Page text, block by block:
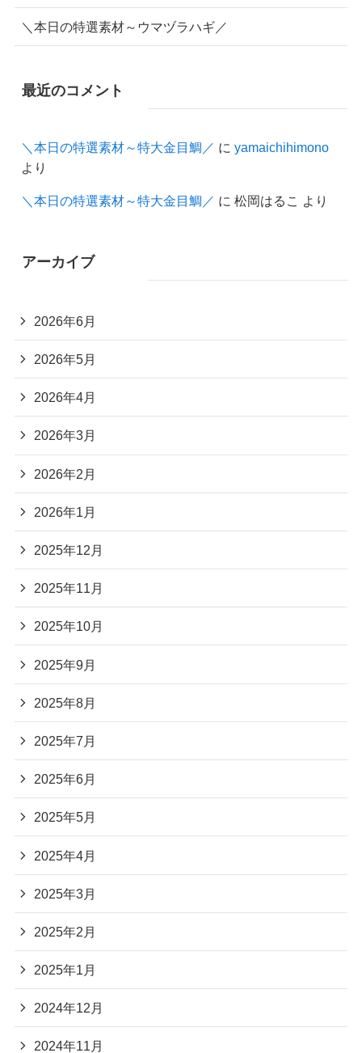
＼本日の特選素材～ウマヅラハギ／
最近のコメント
＼本日の特選素材～特大金目鯛／ に yamaichihimono
より
＼本日の特選素材～特大金目鯛／ に 松岡はるこ より
アーカイブ
2026年6月
2026年5月
2026年4月
2026年3月
2026年2月
2026年1月
2025年12月
2025年11月
2025年10月
2025年9月
2025年8月
2025年7月
2025年6月
2025年5月
2025年4月
2025年3月
2025年2月
2025年1月
2024年12月
2024年11月